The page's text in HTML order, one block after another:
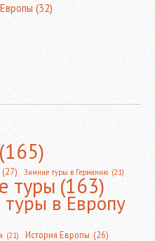
(32)
(27) Зимние туры в Германию (21)
туры(163)
в Европу
(21) История Европы (26)